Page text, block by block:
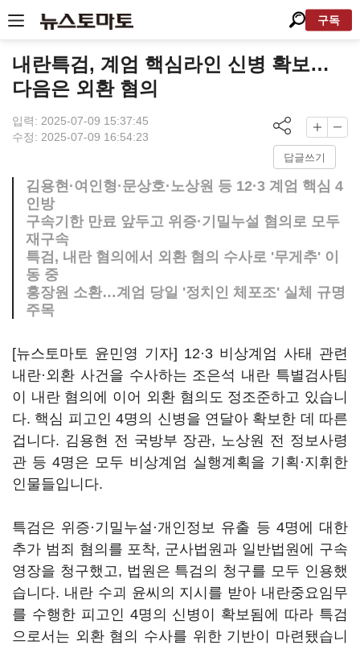
구독
내란특검, 계엄 핵심라인 신병 확보…
다음은 외환 혐의
입력: 2025-07-09 15:37:45
수정: 2025-07-09 16:54:23
답글쓰기
김용현·여인형·문상호·노상원 등 12·3 계엄 핵심 4
인방
구속기한 만료 앞두고 위증·기밀누설 혐의로 모두
재구속
특검, 내란 혐의에서 외환 혐의 수사로 '무게추' 이
동 중
홍장원 소환…계엄 당일 '정치인 체포조' 실체 규명
주목
[뉴스토마토 윤민영 기자] 12·3 비상계엄 사태 관련
내란·외환 사건을 수사하는 조은석 내란 특별검사팀
이 내란 혐의에 이어 외환 혐의도 정조준하고 있습니
다. 핵심 피고인 4명의 신병을 연달아 확보한 데 따른
겁니다. 김용현 전 국방부 장관, 노상원 전 정보사령
관 등 4명은 모두 비상계엄 실행계획을 기획·지휘한
인물들입니다.
특검은 위증·기밀누설·개인정보 유출 등 4명에 대한
추가 범죄 혐의를 포착, 군사법원과 일반법원에 구속
영장을 청구했고, 법원은 특검의 청구를 모두 인용했
습니다. 내란 수괴 윤씨의 지시를 받아 내란중요임무
를 수행한 피고인 4명의 신병이 확보됨에 따라 특검
으로서는 외환 혐의 수사를 위한 기반이 마련됐습니